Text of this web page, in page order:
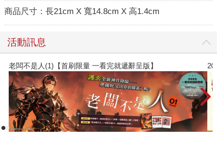
商品尺寸： 長21cm X 寬14.8cm X 高1.4cm
活動訊息
老闆不是人(1)【首刷限量 一看完就遞辭呈版】